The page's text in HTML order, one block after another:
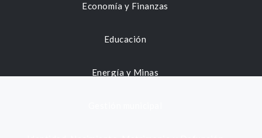
Economía y Finanzas
Educación
Energía y Minas